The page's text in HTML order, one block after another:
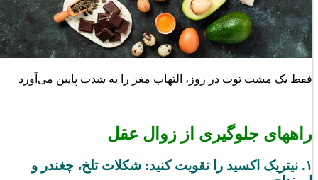
فقط یک مشت توت در روز، التهاب مغز را به شدت پایین می‌آورد
راههای جلوگیری از زوال عقل
۱. نیتریک اکسید را تقویت کنید: شکلات تلخ، چغندر و